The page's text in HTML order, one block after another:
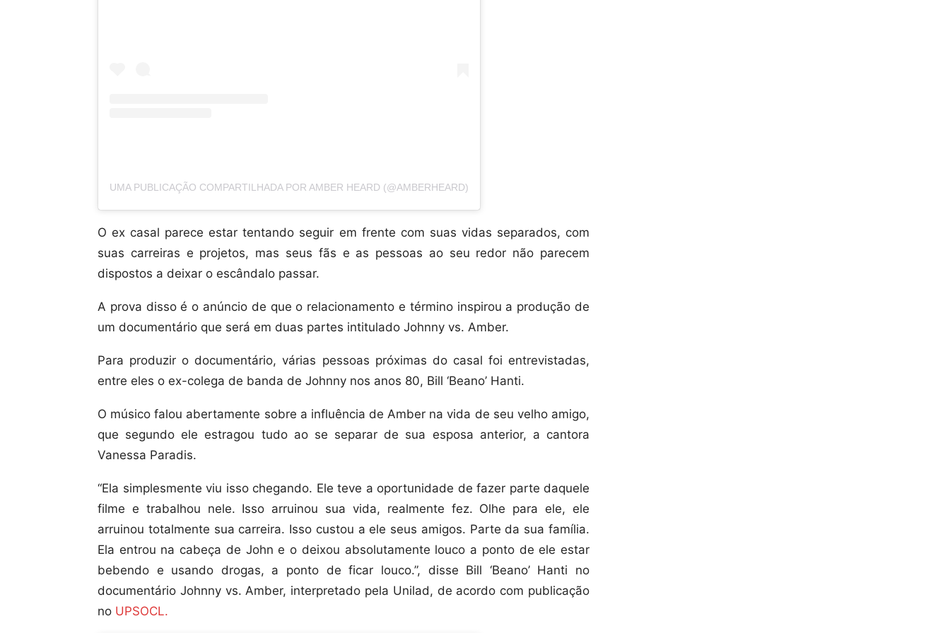
UMA PUBLICAÇÃO COMPARTILHADA POR AMBER HEARD (@AMBERHEARD)
O ex casal parece estar tentando seguir em frente com suas vidas separados, com
suas carreiras e projetos, mas seus fãs e as pessoas ao seu redor não parecem
dispostos a deixar o escândalo passar.
A prova disso é o anúncio de que o relacionamento e término inspirou a produção de
um documentário que será em duas partes intitulado Johnny vs. Amber.
Para produzir o documentário, várias pessoas próximas do casal foi entrevistadas,
entre eles o ex-colega de banda de Johnny nos anos 80, Bill ‘Beano’ Hanti.
O músico falou abertamente sobre a influência de Amber na vida de seu velho amigo,
que segundo ele estragou tudo ao se separar de sua esposa anterior, a cantora
Vanessa Paradis.
“Ela simplesmente viu isso chegando. Ele teve a oportunidade de fazer parte daquele
filme e trabalhou nele. Isso arruinou sua vida, realmente fez. Olhe para ele, ele
arruinou totalmente sua carreira. Isso custou a ele seus amigos. Parte da sua família.
Ela entrou na cabeça de John e o deixou absolutamente louco a ponto de ele estar
bebendo e usando drogas, a ponto de ficar louco.”, disse Bill ‘Beano’ Hanti no
documentário Johnny vs. Amber, interpretado pela Unilad, de acordo com publicação
no UPSOCL.